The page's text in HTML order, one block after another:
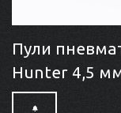
Пули
Hunter 4,5